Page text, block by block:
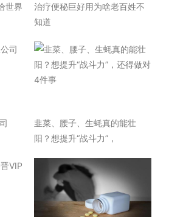
世界
治疗便秘巨好用为啥老百姓不
知道
韭菜、腰子、生蚝真的能壮
阳？想提升“战斗力”，